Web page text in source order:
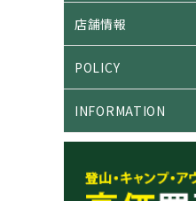
店舗情報
POLICY
INFORMATION